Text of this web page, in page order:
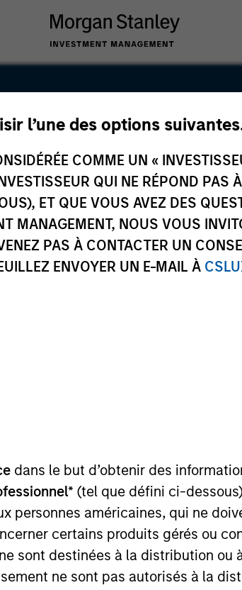
l’une des options
COMME UN «
QUI NE RÉPOND PAS
ET QUE VOUS AVEZ DES
MANAGEMENT, NOUS VOUS
PAS À CONTACTER UN
ENVOYER UN E-MAIL À
dans le but d’obtenir des
(tel que défini ci-dessous)
personnes américaines, qui ne
certains produits gérés ou
sont destinées à la distribution
ne sont pas autorisés à la
Strategy & Research
ESG Strategy & Research at MSIM
to ensure a consistent approach to
the co-chair of the Morgan Stanley
Head of Fixed Income Credit
markets. He joined Morgan Stanley
was a credit desk analyst for the firm's